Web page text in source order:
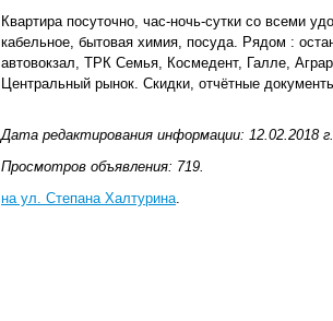
Квартира посуточно, час-ночь-сутки со всеми
кабельное, бытовая химия, посуда. Рядом :
автовокзал, ТРК Семья, Космедент, Галле,
Центральный рынок. Скидки, отчётные
Дата редактирования информации: 12.02.2018 г.
Просмотров объявления: 719.
на ул. Степана Халтурина.